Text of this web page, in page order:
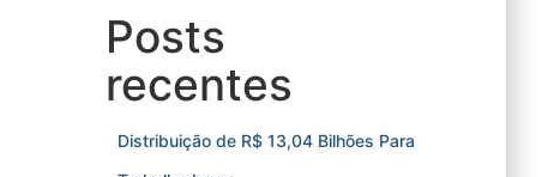
Posts
recentes
Distribuição de R$ 13,04 Bilhões Para